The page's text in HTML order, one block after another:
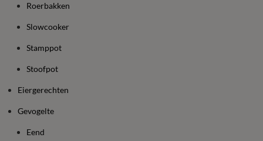
Roerbakken
Slowcooker
Stamppot
Stoofpot
Eiergerechten
Gevogelte
Eend